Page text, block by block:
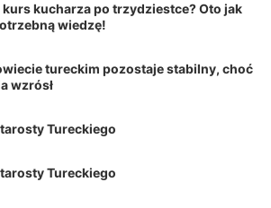
kucharza po trzydziestce? Oto jak
wiedzę!
tureckim pozostaje stabilny, choć
wzrósł
Tureckiego
Tureckiego